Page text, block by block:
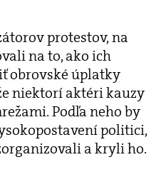
protestov, na
na to, ako ich
obrovské úplatky
niektorí aktéri kauzy
Podľa neho by
politici,
a kryli ho.